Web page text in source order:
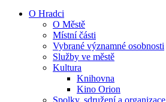
O Hradci
O Městě
Místní části
Vybrané významné osobnosti
Služby ve městě
Kultura
Knihovna
Kino Orion
Spolky, sdružení a organizace